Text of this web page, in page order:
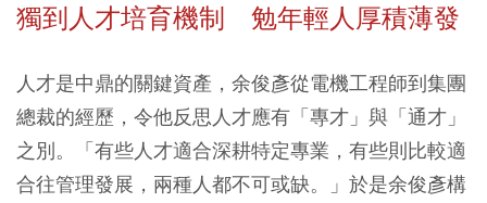
獨到人才培育機制 勉年輕人厚積薄發
人才是中鼎的關鍵資產，余俊彥從電機工程師到集團
總裁的經歷，令他反思人才應有「專才」與「通才」
之別。「有些人才適合深耕特定專業，有些則比較適
合往管理發展，兩種人都不可或缺。」於是余俊彥構